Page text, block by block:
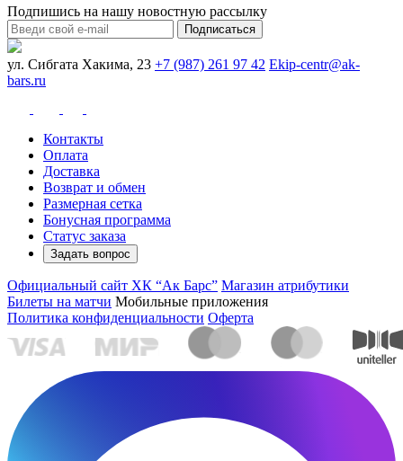
Подпишись на нашу новостную рассылку
Подписаться
ул. Сибгата Хакима, 23 +7 (987) 261 97 42 Ekip-centr@ak-
bars.ru
Контакты
Оплата
Доставка
Возврат и обмен
Размерная сетка
Бонусная программа
Статус заказа
Задать вопрос
Официальный сайт ХК “Ак Барс” Магазин атрибутики
Билеты на матчи Мобильные приложения
Политика конфиденциальности Оферта